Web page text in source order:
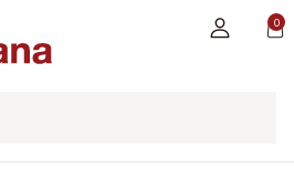
0